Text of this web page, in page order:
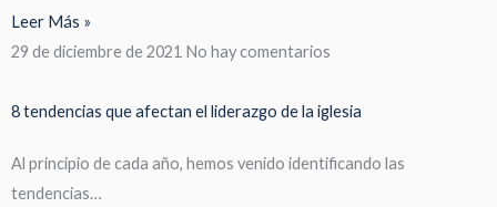
Leer Más »
29 de diciembre de 2021 No hay comentarios
8 tendencias que afectan el liderazgo de la iglesia
Al principio de cada año, hemos venido identificando las
tendencias…